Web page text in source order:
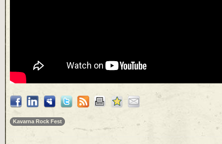
Kavarna Rock Fest